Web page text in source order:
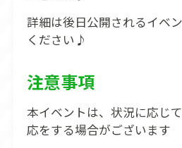
詳細は後日公開されるイベ
ください♪
注意事項
本イベントは、状況に応じ
応をする場合がございます